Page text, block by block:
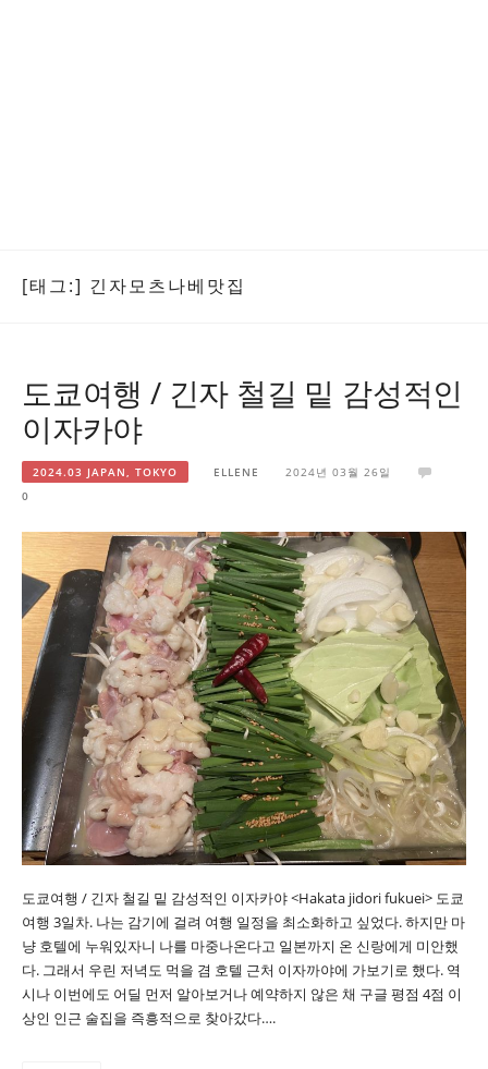
[태그:] 긴자모츠나베맛집
도쿄여행 / 긴자 철길 밑 감성적인
이자카야
2024.03 JAPAN, TOKYO ELLENE
2024년 03월 26일
0
도쿄여행 / 긴자 철길 밑 감성적인 이자카야 <Hakata jidori fukuei> 도쿄
여행 3일차. 나는 감기에 걸려 여행 일정을 최소화하고 싶었다. 하지만 마
냥 호텔에 누워있자니 나를 마중나온다고 일본까지 온 신랑에게 미안했
다. 그래서 우린 저녁도 먹을 겸 호텔 근처 이자까야에 가보기로 했다. 역
시나 이번에도 어딜 먼저 알아보거나 예약하지 않은 채 구글 평점 4점 이
상인 인근 술집을 즉흥적으로 찾아갔다….